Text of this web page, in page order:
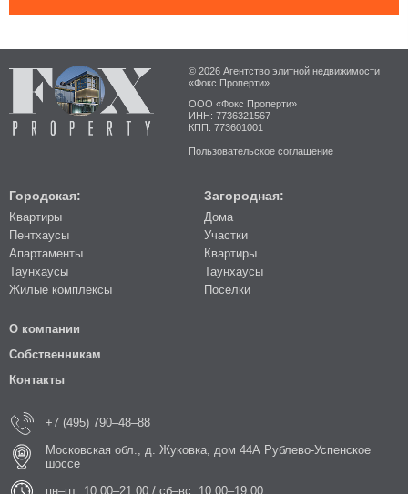
© 2026 Агентство элитной недвижимости
«Фокс Проперти»
ООО «Фокс Проперти»
ИНН: 7736321567
КПП: 773601001
Пользовательское соглашение
Городская:
Квартиры
Пентхаусы
Апартаменты
Таунхаусы
Жилые комплексы
Загородная:
Дома
Участки
Квартиры
Таунхаусы
Поселки
О компании
Собственникам
Контакты
+7 (495) 790–48–88
Московская обл., д. Жуковка, дом 44А Рублево-Успенское
шоссе
пн–пт: 10:00–21:00 / сб–вс: 10:00–19:00.